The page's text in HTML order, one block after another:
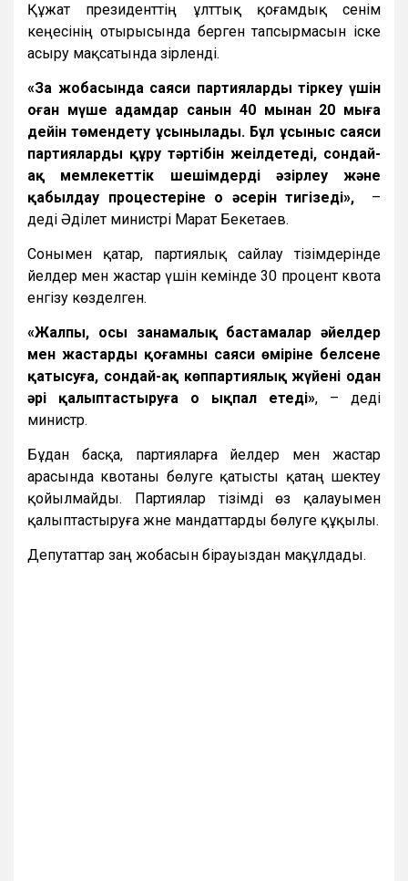
Құжат президенттің ұлттық қоғамдық сенім
кеңесінің отырысында берген тапсырмасын іске
асыру мақсатында әзірленді.
«Заң жобасында саяси партияларды тіркеу үшін
оған мүше адамдар санын 40 мыңнан 20 мыңға
дейін төмендету ұсынылады. Бұл ұсыныс саяси
партияларды құру тәртібін жеңілдетеді, сондай-
ақ мемлекеттік шешімдерді әзірлеу және
қабылдау процестеріне оң әсерін тигізеді», –
деді Әділет министрі Марат Бекетаев.
Сонымен қатар, партиялық сайлау тізімдерінде
әйелдер мен жастар үшін кемінде 30 процент квота
енгізу көзделген.
«Жалпы, осы заңнамалық бастамалар әйелдер
мен жастарды қоғамның саяси өміріне белсене
қатысуға, сондай-ақ көппартиялық жүйені одан
әрі қалыптастыруға оң ықпал етеді», – деді
министр.
Бұдан басқа, партияларға әйелдер мен жастар
арасында квотаны бөлуге қатысты қатаң шектеу
қойылмайды. Партиялар тізімді өз қалауымен
қалыптастыруға және мандаттарды бөлуге құқылы.
Депутаттар заң жобасын бірауыздан мақұлдады.